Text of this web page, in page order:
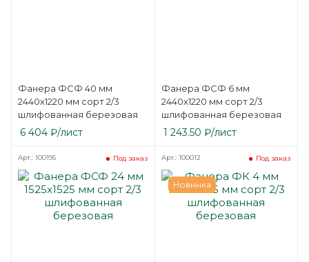
Фанера ФСФ 40 мм
2440х1220 мм сорт 2/3
шлифованная березовая
6 404 ₽/лист
Фанера ФСФ 6 мм
2440х1220 мм сорт 2/3
шлифованная березовая
1 243.50 ₽/лист
Под заказ
Арт.: 100195
Новинка
Под заказ
Арт.: 100012